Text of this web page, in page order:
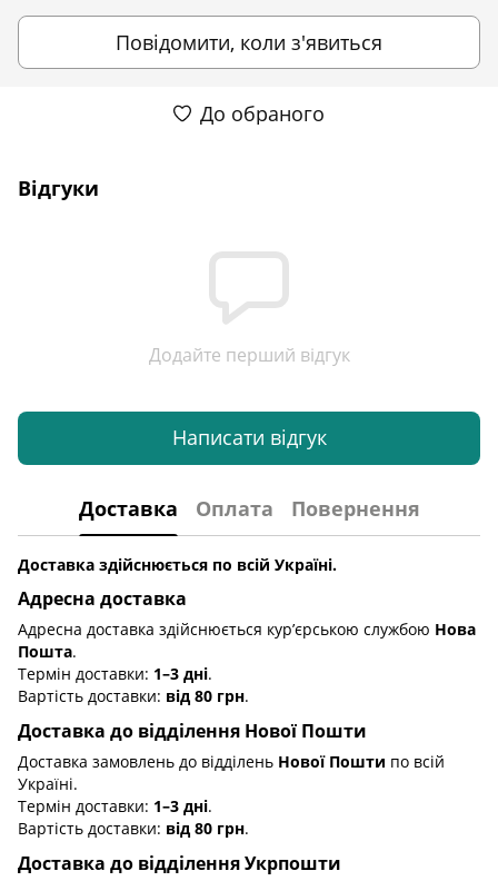
Повідомити, коли з'явиться
До обраного
Відгуки
Додайте перший відгук
Написати відгук
Доставка Оплата Повернення
Доставка здійснюється по всій Україні.
Адресна доставка
Адресна доставка здійснюється кур’єрською службою Нова
Пошта.
Термін доставки: 1–3 дні.
Вартість доставки: від 80 грн.
Доставка до відділення Нової Пошти
Доставка замовлень до відділень Нової Пошти по всій
Україні.
Термін доставки: 1–3 дні.
Вартість доставки: від 80 грн.
Доставка до відділення Укрпошти